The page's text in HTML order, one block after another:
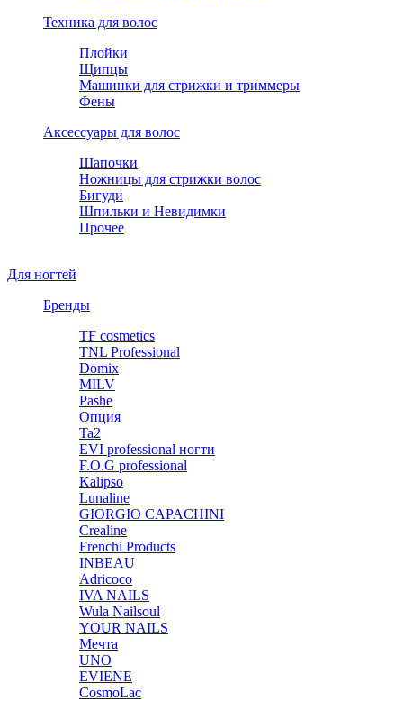
Техника для волос
Плойки
Щипцы
Машинки для стрижки и триммеры
Фены
Аксессуары для волос
Шапочки
Ножницы для стрижки волос
Бигуди
Шпильки и Невидимки
Прочее
Для ногтей
Бренды
TF cosmetics
TNL Professional
Domix
MILV
Pashe
Опция
Ta2
EVI professional ногти
F.O.G professional
Kalipso
Lunaline
GIORGIO CAPACHINI
Crealine
Frenchi Products
INBEAU
Adricoco
IVA NAILS
Wula Nailsoul
YOUR NAILS
Мечта
UNO
EVIENE
CosmoLac